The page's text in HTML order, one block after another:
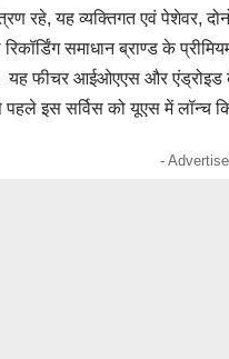
रहे, यह व्यक्तिगत एवं पेशेवर,
समाधान ब्राण्ड के
यह फीचर आईओएएस और एंड्रोइड
पहले इस सर्विस को यूएस में लॉन्च
-